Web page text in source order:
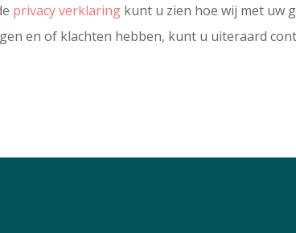
privacy verklaringkunt u zien hoe wij met uw
en of klachten hebben, kunt u uiteraard